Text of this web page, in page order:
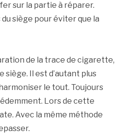
sur la partie à réparer.
siège pour éviter que la
de la trace de cigarette,
siège. Il est d’autant plus
le tout. Toujours
Lors de cette
Avec la même méthode